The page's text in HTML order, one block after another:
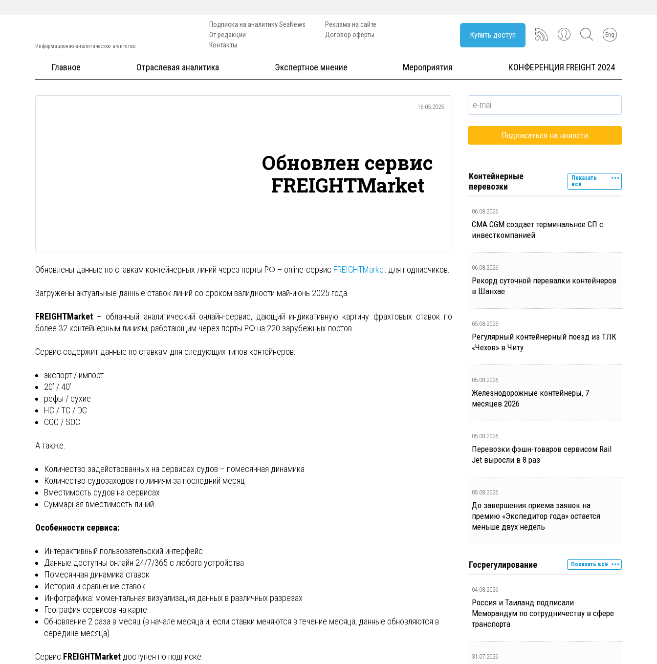
Информационно-аналитическое агентство
Подписка на аналитику SeaNews
От редакции
Контакты
Реклама на сайте
Договор оферты
Купить доступ Eng
Главное Отраслевая аналитика Экспертное мнение Мероприятия КОНФЕРЕНЦИЯ FREIGHT 2024
16.05.2025
Обновлен сервис
FREIGHTMarket
Обновлены данные по ставкам контейнерных линий через порты РФ – online-сервис FREIGHTMarket для подписчиков.
Загружены актуальные данные ставок линий со сроком валидности май-июнь 2025 года.
FREIGHTMarket – облачный аналитический онлайн-сервис, дающий индикативную картину фрахтовых ставок по
более 32 контейнерным линиям, работающим через порты РФ на 220 зарубежных портов.
Сервис содержит данные по ставкам для следующих типов контейнеров:
экспорт / импорт
20’ / 40’
рефы / сухие
HC / TC / DC
COC / SOC
А также:
Количество задействованных на сервисах судов – помесячная динамика
Количество судозаходов по линиям за последний месяц
Вместимость судов на сервисах
Суммарная вместимость линий
Особенности сервиса:
Интерактивный пользовательский интерфейс
Данные доступны онлайн 24/7/365 с любого устройства
Помесячная динамика ставок
История и сравнение ставок
Инфографика: моментальная визуализация данных в различных разрезах
География сервисов на карте
Обновление 2 раза в месяц (в начале месяца и, если ставки меняются в течение месяца, данные обновляются в
середине месяца)
Сервис FREIGHTMarket доступен по подписке.
Контейнерные
перевозки
Показать
всё
06.08.2026
CMA CGM создает терминальное СП с
инвесткомпанией
06.08.2026
Рекорд суточной перевалки контейнеров
в Шанхае
05.08.2026
Регулярный контейнерный поезд из ТЛК
«Чехов» в Читу
05.08.2026
Железнодорожные контейнеры, 7
месяцев 2026
05.08.2026
Перевозки фэшн-товаров сервисом Rail
Jet выросли в 8 раз
05.08.2026
До завершения приема заявок на
премию «Экспедитор года» остается
меньше двух недель
Госрегулирование Показать всё
04.08.2026
Россия и Таиланд подписали
Меморандум по сотрудничеству в сфере
транспорта
31.07.2026